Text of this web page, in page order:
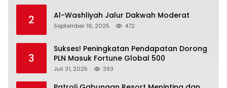
2 Al-Washliyah Jalur Dakwah Moderat
September 16, 2025 472
3
Sukses! Peningkatan Pendapatan Dorong
PLN Masuk Fortune Global 500
Juli 31, 2025 393